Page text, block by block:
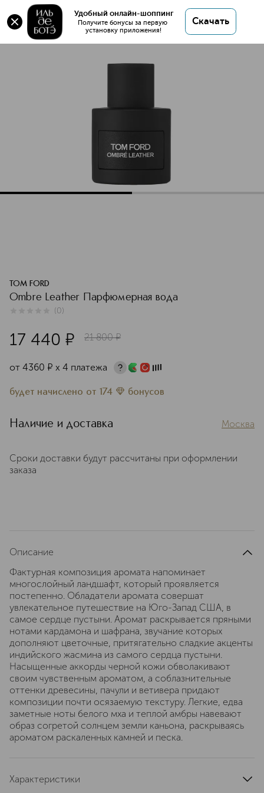
Удобный онлайн-шоппинг
Получите бонусы за первую
установку приложения!
Скачать
Оригинал 💯 Ombre Leather Парфюмерная вода
купить в интернет магазине ИЛЬ ДЕ БОТЭ с
доставкой.
TOM FORD
Ombre Leather Парфюмерная вода
(0)
17 440 ¤ 21 800 ¤
от 4360 ¤ х 4 платежа
будет начислено от 174 бонусов
Наличие и доставка Москва
Сроки доставки будут рассчитаны при оформлении
заказа
Описание
Фактурная композиция аромата напоминает
многослойный ландшафт, который проявляется
постепенно. Обладатели аромата совершат
увлекательное путешествие на Юго-Запад США, в
самое сердце пустыни. Аромат раскрывается пряными
нотами кардамона и шафрана, звучание которых
дополняют цветочные, притягательно сладкие акценты
индийского жасмина из самого сердца пустыни.
Насыщенные аккорды черной кожи обволакивают
своим чувственным ароматом, а соблазнительные
оттенки древесины, пачули и ветивера придают
композиции почти осязаемую текстуру. Легкие, едва
заметные ноты белого мха и теплой амбры навевают
образ согретой солнцем земли каньона, раскрываясь
ароматом раскаленных камней и песка.
Характеристики